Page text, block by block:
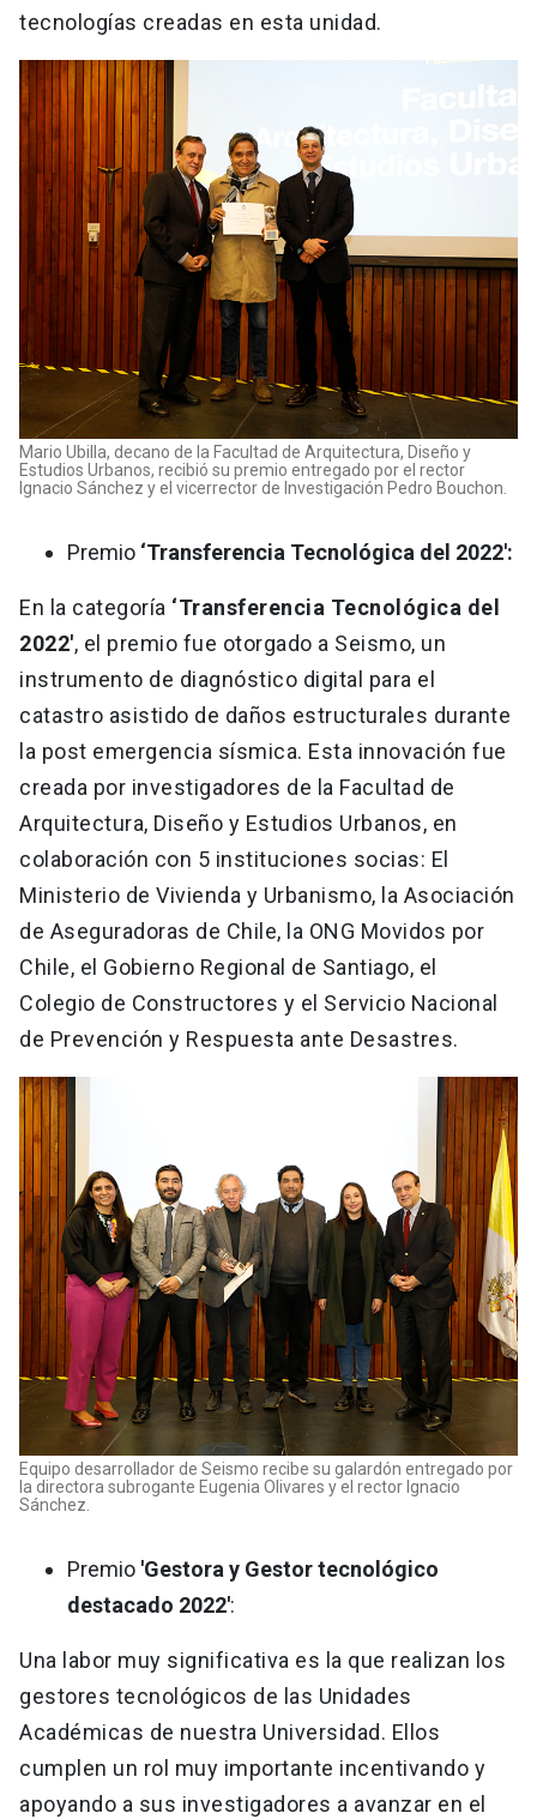
tecnologías creadas en esta unidad.
Mario Ubilla, decano de la Facultad de Arquitectura, Diseño y
Estudios Urbanos, recibió su premio entregado por el rector
Ignacio Sánchez y el vicerrector de Investigación Pedro Bouchon.
Premio ‘Transferencia Tecnológica del 2022':
En la categoría ‘Transferencia Tecnológica del
2022', el premio fue otorgado a Seismo, un
instrumento de diagnóstico digital para el
catastro asistido de daños estructurales durante
la post emergencia sísmica. Esta innovación fue
creada por investigadores de la Facultad de
Arquitectura, Diseño y Estudios Urbanos, en
colaboración con 5 instituciones socias: El
Ministerio de Vivienda y Urbanismo, la Asociación
de Aseguradoras de Chile, la ONG Movidos por
Chile, el Gobierno Regional de Santiago, el
Colegio de Constructores y el Servicio Nacional
de Prevención y Respuesta ante Desastres.
Equipo desarrollador de Seismo recibe su galardón entregado por
la directora subrogante Eugenia Olivares y el rector Ignacio
Sánchez.
Premio 'Gestora y Gestor tecnológico
destacado 2022':
Una labor muy significativa es la que realizan los
gestores tecnológicos de las Unidades
Académicas de nuestra Universidad. Ellos
cumplen un rol muy importante incentivando y
apoyando a sus investigadores a avanzar en el